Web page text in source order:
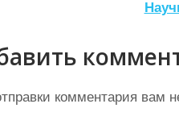
комментария вам